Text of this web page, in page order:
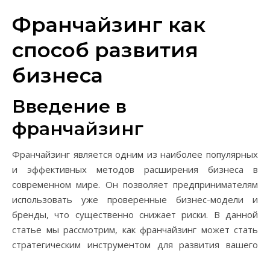
Франчайзинг как
способ развития
бизнеса
Введение в
франчайзинг
Франчайзинг является одним из наиболее популярных
и эффективных методов расширения бизнеса в
современном мире. Он позволяет предпринимателям
использовать уже проверенные бизнес-модели и
бренды, что существенно снижает риски. В данной
статье мы рассмотрим, как франчайзинг может стать
стратегическим инструментом для развития вашего